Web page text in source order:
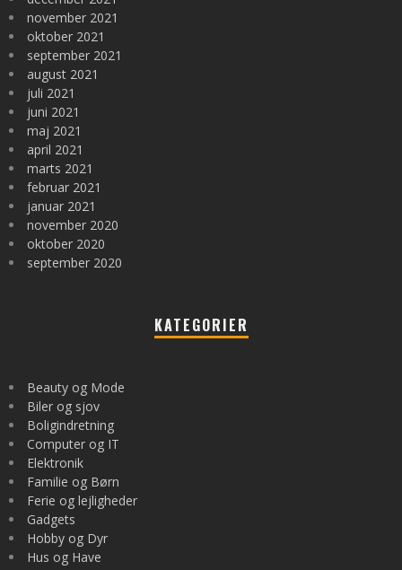
november 2021
oktober 2021
september 2021
august 2021
juli 2021
juni 2021
maj 2021
april 2021
marts 2021
februar 2021
januar 2021
november 2020
oktober 2020
september 2020
KATEGORIER
Beauty og Mode
Biler og sjov
Boligindretning
Computer og IT
Elektronik
Familie og Børn
Ferie og lejligheder
Gadgets
Hobby og Dyr
Hus og Have